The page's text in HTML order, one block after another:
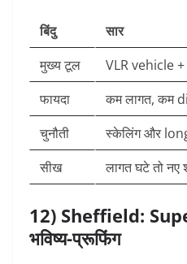
बिंदु
सार
मुख्य टूल
VLR vehicle
फायदा
कम लागत, कम
चुनौती
स्केलिंग और
सीख
लागत घटे तो नए
12) Sheffield:
भविष्य-प्रूफिंग